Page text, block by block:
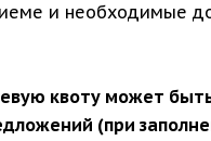
и необходимые
квоту может
(при